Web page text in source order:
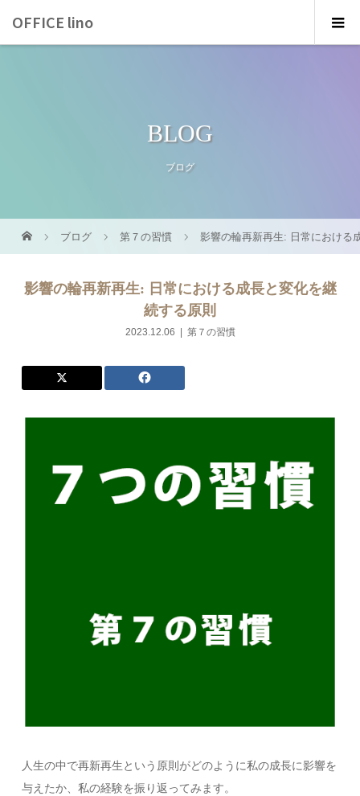
OFFICE lino
BLOG
ブログ
ブログ 第７の習慣 影響の輪再新再生: 日常における
影響の輪再新再生: 日常における成長と変化を継
続する原則
2023.12.06 第７の習慣
人生の中で再新再生という原則がどのように私の成長に影響を
与えたか、私の経験を振り返ってみます。